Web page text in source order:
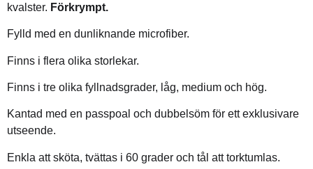
kvalster. Förkrympt.
Fylld med en dunliknande microfiber.
Finns i flera olika storlekar.
Finns i tre olika fyllnadsgrader, låg, medium och hög.
Kantad med en passpoal och dubbelsöm för ett exklusivare
utseende.
Enkla att sköta, tvättas i 60 grader och tål att torktumlas.